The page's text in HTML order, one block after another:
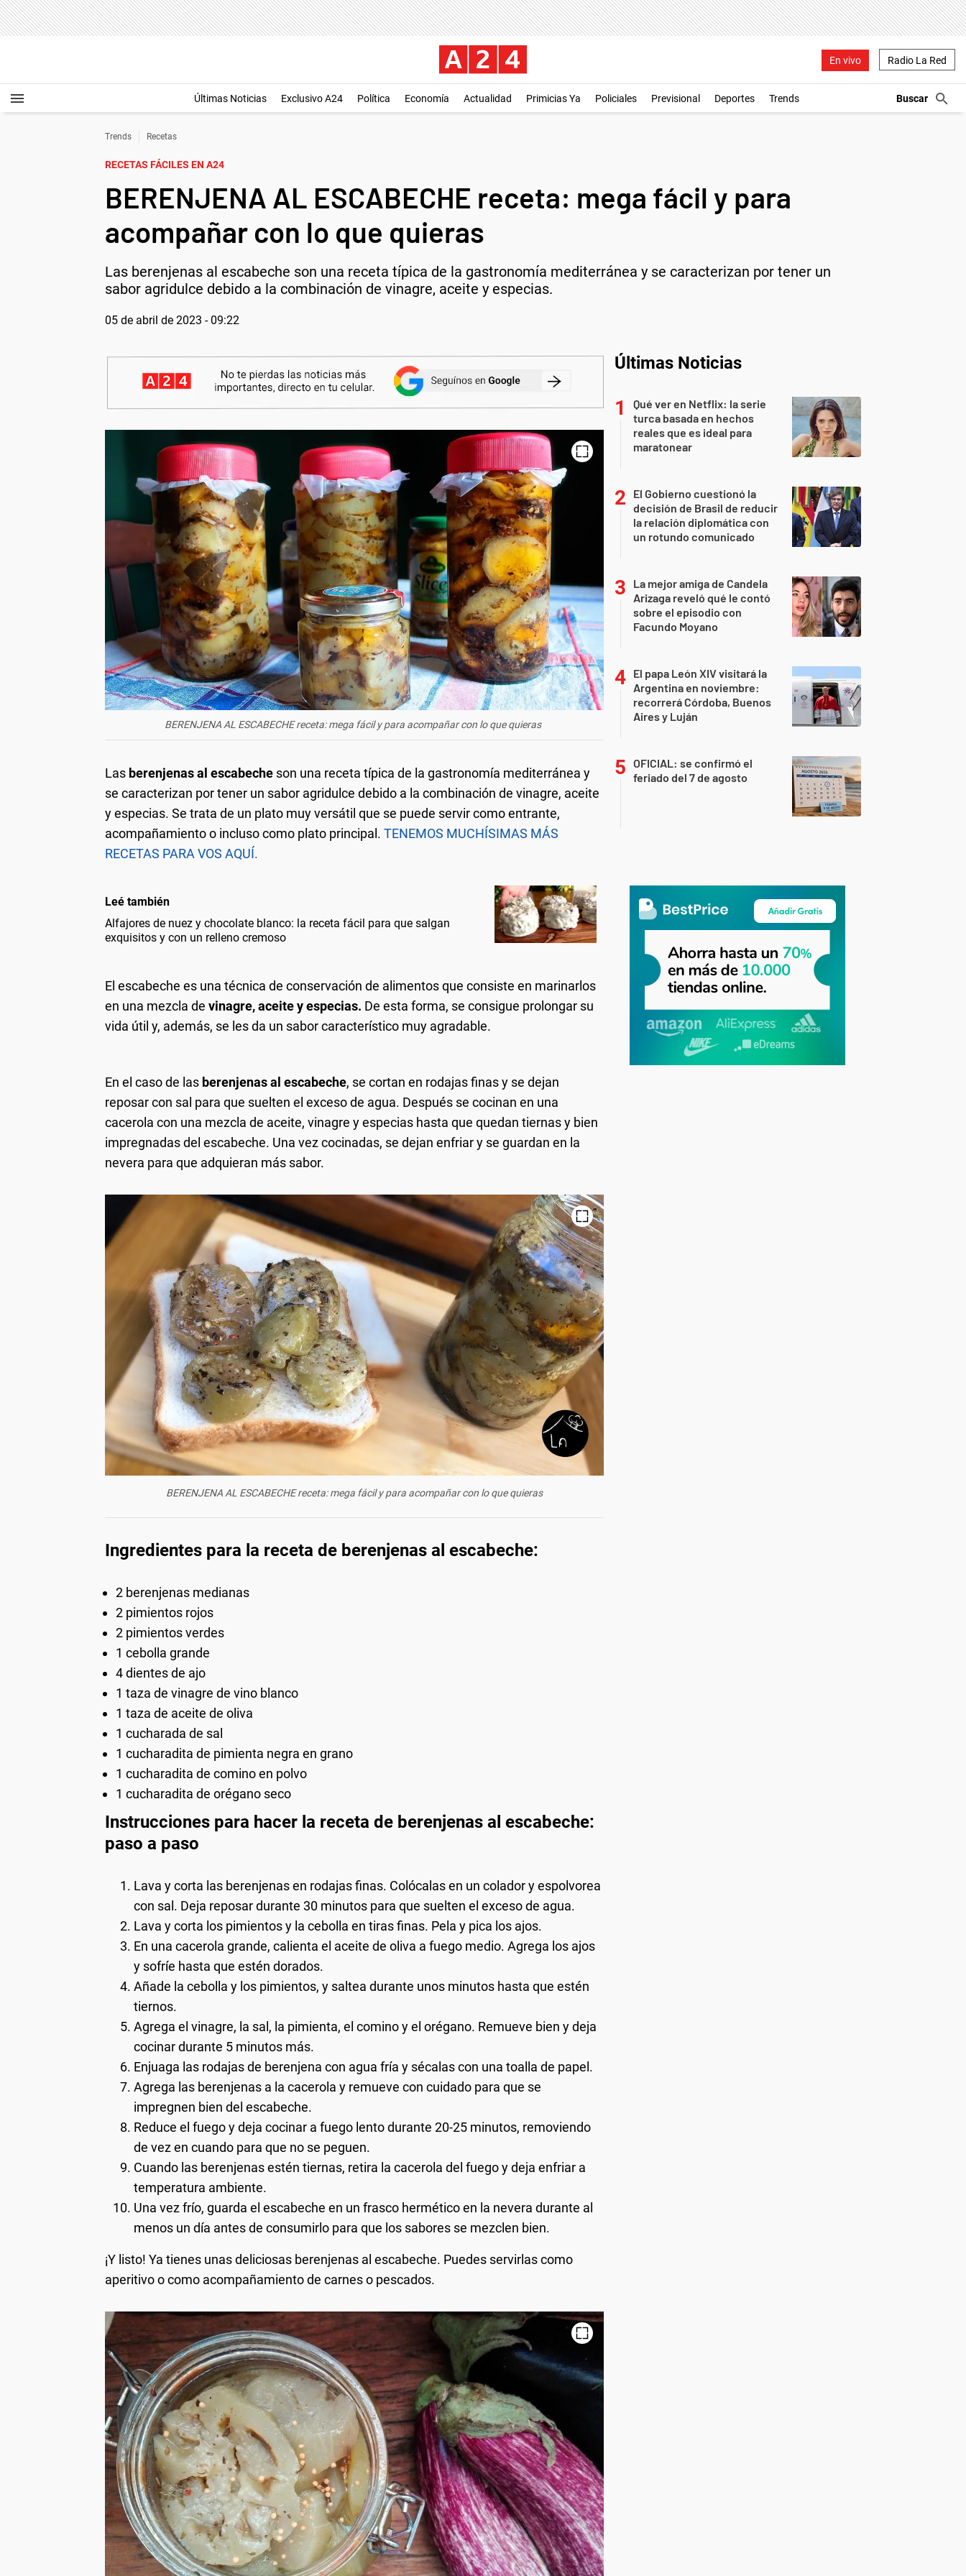
En vivo Radio La Red
Últimas Noticias Exclusivo A24 Política Economía Actualidad Primicias Ya Policiales Previsional Deportes Trends
Trends Recetas
RECETAS FÁCILES EN A24
BERENJENA AL ESCABECHE receta: mega fácil y para
acompañar con lo que quieras
Las berenjenas al escabeche son una receta típica de la gastronomía mediterránea y se caracterizan por tener un
sabor agridulce debido a la combinación de vinagre, aceite y especias.
05 de abril de 2023 - 09:22
BERENJENA AL ESCABECHE receta: mega fácil y para acompañar con lo que quieras
Las berenjenas al escabeche son una receta típica de la gastronomía mediterránea y
se caracterizan por tener un sabor agridulce debido a la combinación de vinagre, aceite
y especias. Se trata de un plato muy versátil que se puede servir como entrante,
acompañamiento o incluso como plato principal. TENEMOS MUCHÍSIMAS MÁS
RECETAS PARA VOS AQUÍ.
Leé también
Alfajores de nuez y chocolate blanco: la receta fácil para que salgan
exquisitos y con un relleno cremoso
El escabeche es una técnica de conservación de alimentos que consiste en marinarlos
en una mezcla de vinagre, aceite y especias. De esta forma, se consigue prolongar su
vida útil y, además, se les da un sabor característico muy agradable.
En el caso de las berenjenas al escabeche, se cortan en rodajas finas y se dejan
reposar con sal para que suelten el exceso de agua. Después se cocinan en una
cacerola con una mezcla de aceite, vinagre y especias hasta que quedan tiernas y bien
impregnadas del escabeche. Una vez cocinadas, se dejan enfriar y se guardan en la
nevera para que adquieran más sabor.
BERENJENA AL ESCABECHE receta: mega fácil y para acompañar con lo que quieras
Ingredientes para la receta de berenjenas al escabeche:
2 berenjenas medianas
2 pimientos rojos
2 pimientos verdes
1 cebolla grande
4 dientes de ajo
1 taza de vinagre de vino blanco
1 taza de aceite de oliva
1 cucharada de sal
1 cucharadita de pimienta negra en grano
1 cucharadita de comino en polvo
1 cucharadita de orégano seco
Instrucciones para hacer la receta de berenjenas al escabeche:
paso a paso
Lava y corta las berenjenas en rodajas finas. Colócalas en un colador y espolvorea
con sal. Deja reposar durante 30 minutos para que suelten el exceso de agua.
Lava y corta los pimientos y la cebolla en tiras finas. Pela y pica los ajos.
En una cacerola grande, calienta el aceite de oliva a fuego medio. Agrega los ajos
y sofríe hasta que estén dorados.
Añade la cebolla y los pimientos, y saltea durante unos minutos hasta que estén
tiernos.
Agrega el vinagre, la sal, la pimienta, el comino y el orégano. Remueve bien y deja
cocinar durante 5 minutos más.
Enjuaga las rodajas de berenjena con agua fría y sécalas con una toalla de papel.
Agrega las berenjenas a la cacerola y remueve con cuidado para que se
impregnen bien del escabeche.
Reduce el fuego y deja cocinar a fuego lento durante 20-25 minutos, removiendo
de vez en cuando para que no se peguen.
Cuando las berenjenas estén tiernas, retira la cacerola del fuego y deja enfriar a
temperatura ambiente.
Una vez frío, guarda el escabeche en un frasco hermético en la nevera durante al
menos un día antes de consumirlo para que los sabores se mezclen bien.
¡Y listo! Ya tienes unas deliciosas berenjenas al escabeche. Puedes servirlas como
aperitivo o como acompañamiento de carnes o pescados.
Últimas Noticias
Qué ver en Netflix: la serie
turca basada en hechos
reales que es ideal para
maratonear
El Gobierno cuestionó la
decisión de Brasil de reducir
la relación diplomática con
un rotundo comunicado
La mejor amiga de Candela
Arizaga reveló qué le contó
sobre el episodio con
Facundo Moyano
El papa León XIV visitará la
Argentina en noviembre:
recorrerá Córdoba, Buenos
Aires y Luján
OFICIAL: se confirmó el
feriado del 7 de agosto